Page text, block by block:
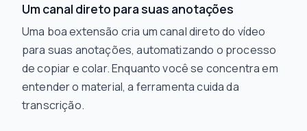
Um canal direto para suas anotações
Uma boa extensão cria um canal direto do vídeo
para suas anotações, automatizando o processo
de copiar e colar. Enquanto você se concentra em
entender o material, a ferramenta cuida da
transcrição.